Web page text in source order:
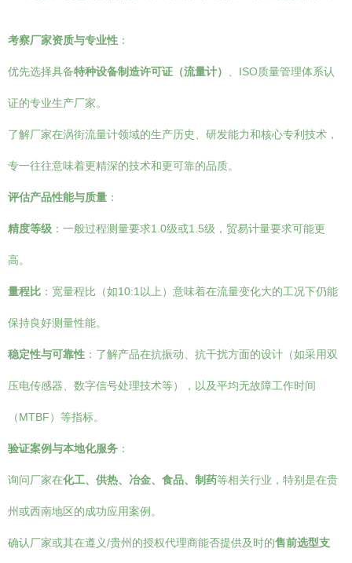
考察厂家资质与专业性 ：
优先选择具备特种设备制造许可证（流量计） 、ISO质量管理体系认
证的专业生产厂家。
了解厂家在涡街流量计领域的生产历史、研发能力和核心专利技术，
专一往往意味着更精深的技术和更可靠的品质。
评估产品性能与质量 ：
精度等级 ：一般过程测量要求1.0级或1.5级，贸易计量要求可能更
高。
量程比 ：宽量程比（如10:1以上）意味着在流量变化大的工况下仍能
保持良好测量性能。
稳定性与可靠性 ：了解产品在抗振动、抗干扰方面的设计（如采用双
压电传感器、数字信号处理技术等），以及平均无故障工作时间
（MTBF）等指标。
验证案例与本地化服务 ：
询问厂家在化工、供热、冶金、食品、制药等相关行业，特别是在贵
州或西南地区的成功应用案例。
确认厂家或其在遵义/贵州的授权代理商能否提供及时的售前选型支